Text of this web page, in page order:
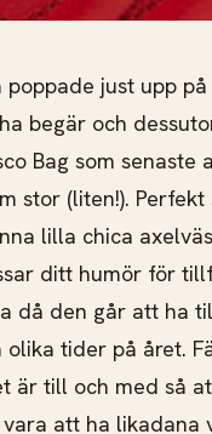
poppade just upp
begär och
Bag som senaste
stor (liten!).
lilla chica
ditt humör för
då den går att ha
olika tider på året.
är till och med så
att ha likadana